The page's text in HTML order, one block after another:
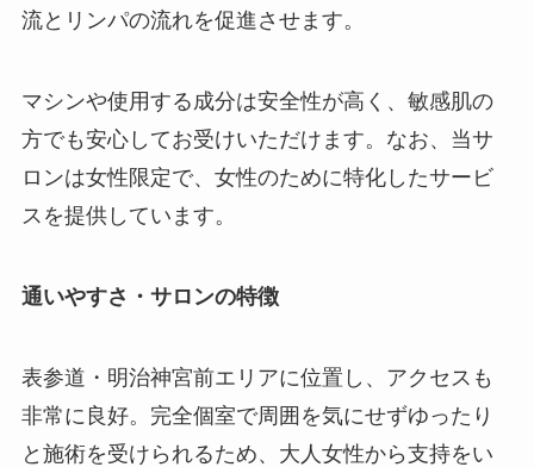
流とリンパの流れを促進させます。
マシンや使用する成分は安全性が高く、敏感肌の
方でも安心してお受けいただけます。なお、当サ
ロンは女性限定で、女性のために特化したサービ
スを提供しています。
通いやすさ・サロンの特徴
表参道・明治神宮前エリアに位置し、アクセスも
非常に良好。完全個室で周囲を気にせずゆったり
と施術を受けられるため、大人女性から支持をい